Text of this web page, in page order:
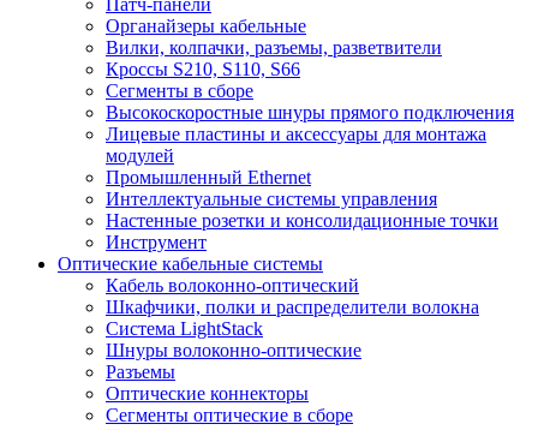
Органайзеры кабельные
Вилки, колпачки, разъемы, разветвители
Кроссы S210, S110, S66
Сегменты в сборе
Высокоскоростные шнуры прямого подключения
Лицевые пластины и аксессуары для монтажа
модулей
Промышленный Ethernet
Интеллектуальные системы управления
Настенные розетки и консолидационные точки
Инструмент
Оптические кабельные системы
Кабель волоконно-оптический
Шкафчики, полки и распределители волокна
Система LightStack
Шнуры волоконно-оптические
Разъемы
Оптические коннекторы
Сегменты оптические в сборе